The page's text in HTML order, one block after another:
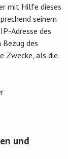
mit Hilfe dieses
seinem
Adresse des
des
Zwecke, als die
und